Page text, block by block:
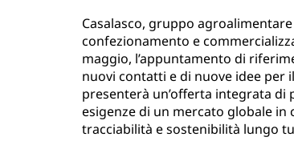
Casalasco, gruppo
confezionamento e
maggio, l’appuntamento di
nuovi contatti e di nuove idee per
presenterà un’offerta integrata
esigenze di un mercato globale
tracciabilità e sostenibilità lungo